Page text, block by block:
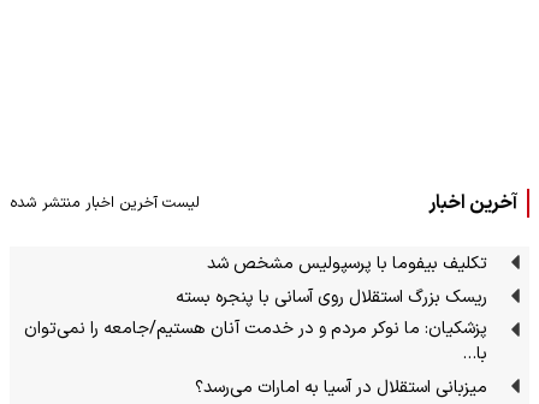
آخرین اخبار لیست آخرین اخبار منتشر شده
تکلیف بیفوما با پرسپولیس مشخص شد
ریسک بزرگ استقلال روی آسانی با پنجره بسته
پزشکیان: ما نوکر مردم و در خدمت آنان هستیم/جامعه را نمی‌توان
با…
میزبانی استقلال در آسیا به امارات می‌رسد؟